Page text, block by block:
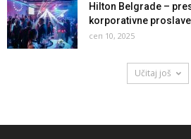
Hilton Belgrade –
korporativne
сеп 10, 2025
Učitaj još